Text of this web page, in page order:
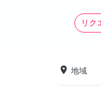
リク
place 地域